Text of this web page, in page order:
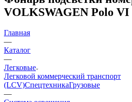
VOLKSWAGEN Polo VI
Главная
—
Каталог
—
Легковые
Легковой коммерческий транспорт
(LCV)СпецтехникаГрузовые
—